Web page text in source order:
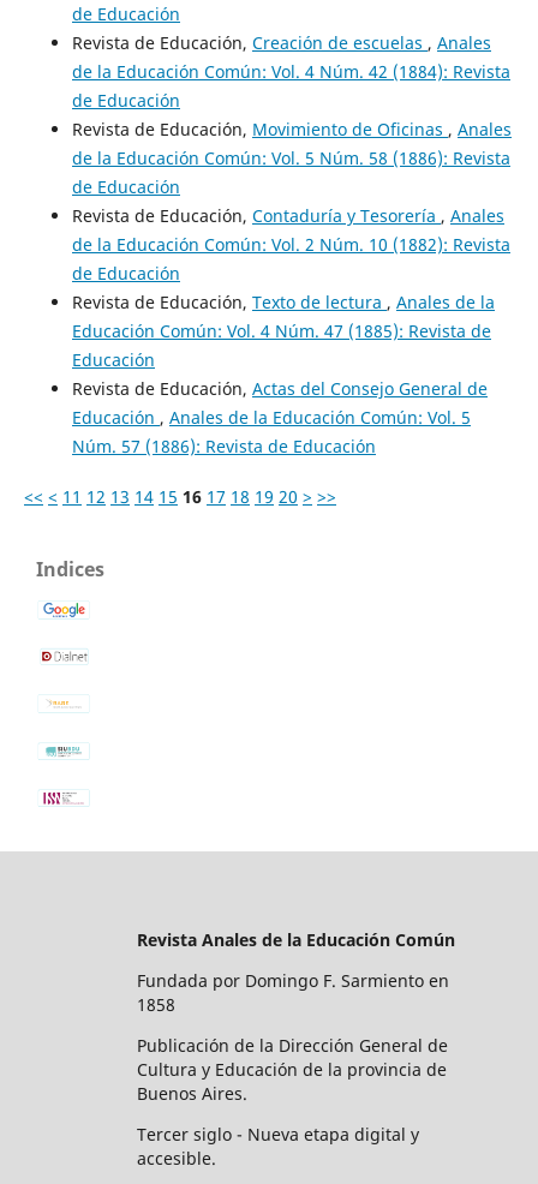
de Educación
Revista de Educación, Creación de escuelas , Anales
de la Educación Común: Vol. 4 Núm. 42 (1884): Revista
de Educación
Revista de Educación, Movimiento de Oficinas , Anales
de la Educación Común: Vol. 5 Núm. 58 (1886): Revista
de Educación
Revista de Educación, Contaduría y Tesorería , Anales
de la Educación Común: Vol. 2 Núm. 10 (1882): Revista
de Educación
Revista de Educación, Texto de lectura , Anales de la
Educación Común: Vol. 4 Núm. 47 (1885): Revista de
Educación
Revista de Educación, Actas del Consejo General de
Educación , Anales de la Educación Común: Vol. 5
Núm. 57 (1886): Revista de Educación
<< < 11 12 13 14 15 16 17 18 19 20 > >>
Indices
Revista Anales de la Educación Común
Fundada por Domingo F. Sarmiento en
1858
Publicación de la Dirección General de
Cultura y Educación de la provincia de
Buenos Aires.
Tercer siglo - Nueva etapa digital y
accesible.